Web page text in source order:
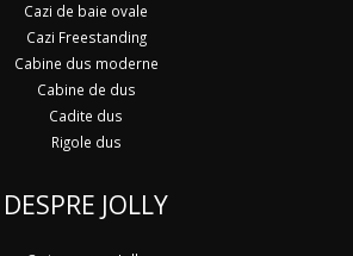
Cazi de baie ovale
Cazi Freestanding
Cabine dus moderne
Cabine de dus
Cadite dus
Rigole dus
DESPRE JOLLY